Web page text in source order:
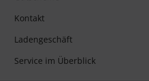
Kontakt
Ladengeschäft
Service im Überblick